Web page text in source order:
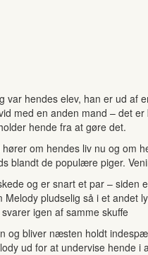
hendes elev, han er ud
med en anden mand – det
hende fra at gøre det.
om hendes liv nu og
blandt de populære piger.
og er snart et par –
pludselig så i et
igen af samme skuffe
og bliver næsten holdt
ud for at undervise